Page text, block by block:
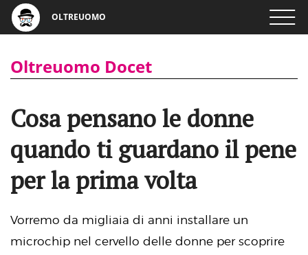
OLTREUOMO
Oltreuomo Docet
Cosa pensano le donne
quando ti guardano il pene
per la prima volta
Vorremo da migliaia di anni installare un
microchip nel cervello delle donne per scoprire